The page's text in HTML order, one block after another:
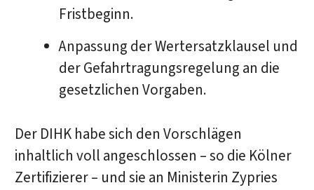
Fristbeginn.
Anpassung der Wertersatzklausel und
der Gefahrtragungsregelung an die
gesetzlichen Vorgaben.
Der DIHK habe sich den Vorschlägen
inhaltlich voll angeschlossen – so die Kölner
Zertifizierer – und sie an Ministerin Zypries